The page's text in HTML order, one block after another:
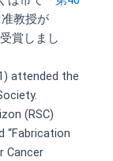
教授が
賞しまし
attended the
(RSC)
“Fabrication
Cancer